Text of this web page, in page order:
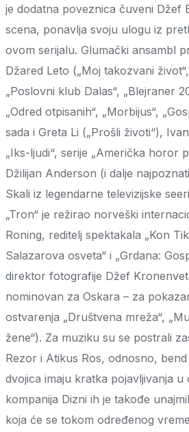
je dodatna poveznica čuveni Džef
scena, ponavlja svoju ulogu iz
ovom serijalu. Glumački ansambl
Džared Leto („Moj takozvani
„Poslovni klub Dalas“, „Blejraner
„Odred otpisanih“, „Morbijus“,
sada i Greta Li („Prošli životi“),
„Iks-ljudi“, serije „Američka horor
Džilijan Anderson (i dalje
Skali iz legendarne televizijske
„Tron“ je režirao norveški
Roning, reditelj spektakala „Kon
Salazarova osveta“ i „Grdana:
direktor fotografije Džef
nominovan za Oskara – za
ostvarenja „Društvena mreža“,
žene“). Za muziku su se postrali
Rezor i Atikus Ros, odnosno,
dvojica imaju kratka pojavljivanja u
kompanija Dizni ih je takođe
koja će se tokom određenog